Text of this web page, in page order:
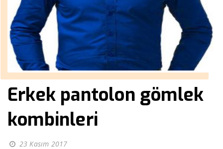
Erkek pantolon gömlek
kombinleri
23 Kasım 2017